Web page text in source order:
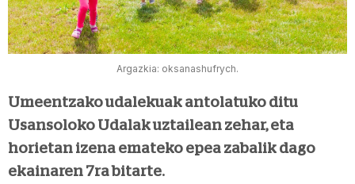
Argazkia: oksanashufrych.
Umeentzako udalekuak antolatuko ditu
Usansoloko Udalak uztailean zehar, eta
horietan izena emateko epea zabalik dago
ekainaren 7ra bitarte.